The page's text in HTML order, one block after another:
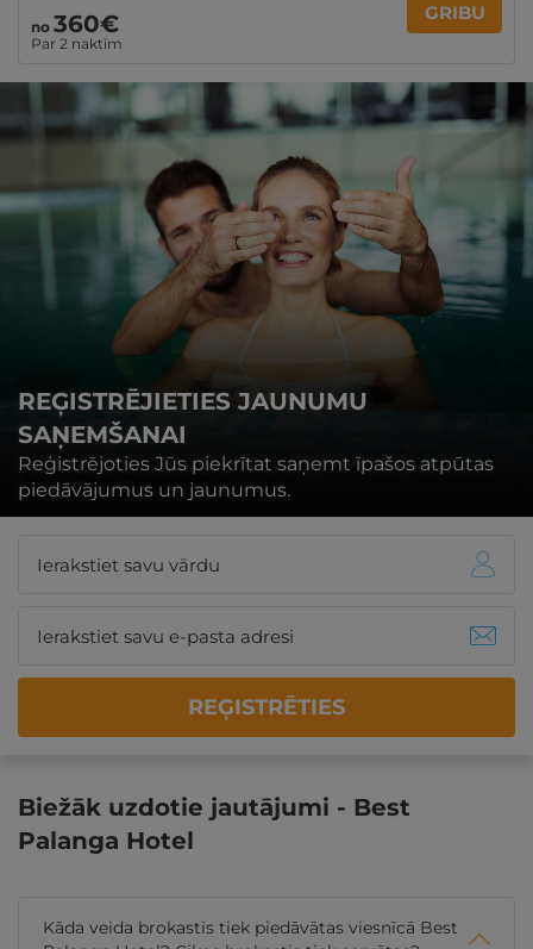
no 360€
Par 2 naktīm
GRIBU
REĢISTRĒJIETIES JAUNUMU
SAŅEMŠANAI
Reģistrējoties Jūs piekrītat saņemt īpašos atpūtas
piedāvājumus un jaunumus.
REĢISTRĒTIES
Biežāk uzdotie jautājumi - Best
Palanga Hotel
Kāda veida brokastis tiek piedāvātas viesnīcā Best